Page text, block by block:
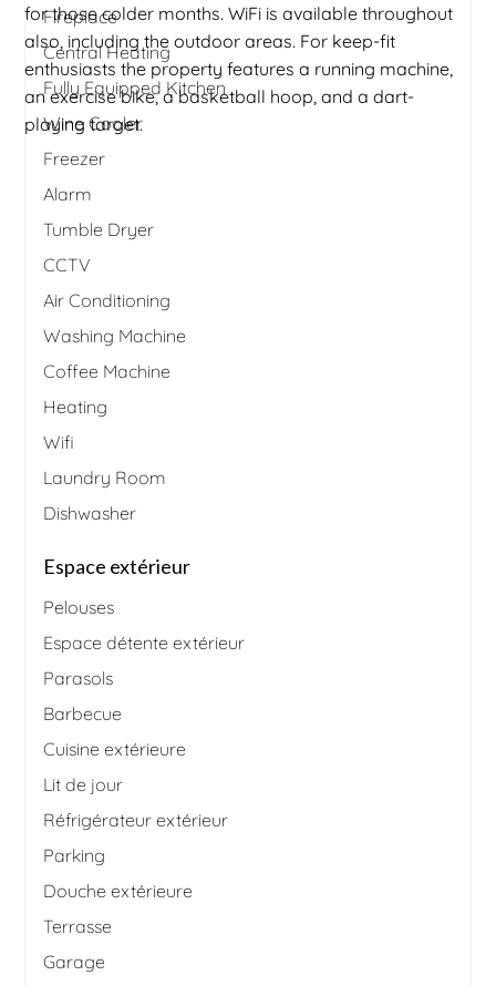
for those colder months. WiFi is available throughout
also, including the outdoor areas. For keep-fit
enthusiasts the property features a running machine,
an exercise bike, a basketball hoop, and a dart-
playing target.
Fireplace
Central Heating
Fully Equipped Kitchen
Wine Cooler
Freezer
Alarm
Tumble Dryer
CCTV
Air Conditioning
Washing Machine
Coffee Machine
Heating
Wifi
Laundry Room
Dishwasher
Espace extérieur
Pelouses
Espace détente extérieur
Parasols
Barbecue
Cuisine extérieure
Lit de jour
Réfrigérateur extérieur
Parking
Douche extérieure
Terrasse
Garage